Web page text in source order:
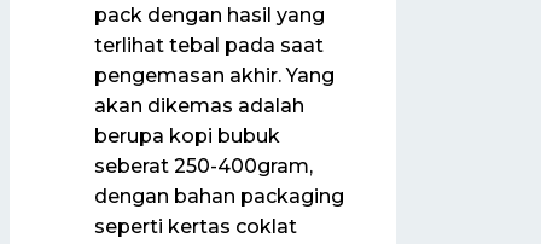
pack dengan hasil yang
terlihat tebal pada saat
pengemasan akhir. Yang
akan dikemas adalah
berupa kopi bubuk
seberat 250-400gram,
dengan bahan packaging
seperti kertas coklat